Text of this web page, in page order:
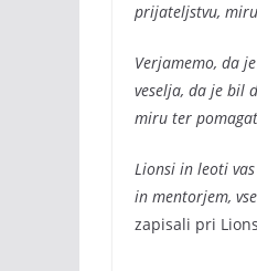
prijateljstvu,
Verjamemo, da
veselja, da je bil
miru ter
Lionsi in leoti
in mentorjem,
zapisali pri